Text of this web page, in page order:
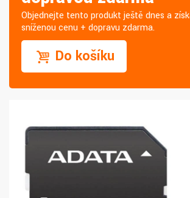
Objednejte tento produkt ještě dnes a
sníženou cenu + dopravu zdarma.
Do košíku